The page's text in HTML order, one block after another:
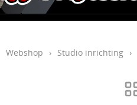
Machine onderdelen
Aftercare en hygiëne
Webshop › Studio inrichting ›